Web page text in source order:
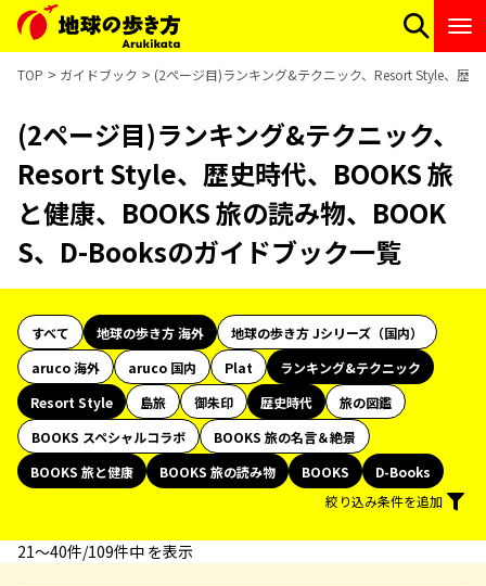
TOP ガイドブック (2ページ目)ランキング&テクニック、Resort Style、歴
(2ページ目)ランキング&テクニック、
Resort Style、歴史時代、BOOKS 旅
と健康、BOOKS 旅の読み物、BOOK
S、D-Booksのガイドブック一覧
すべて 地球の歩き方 海外
地球の歩き方 Jシリーズ（国内）
aruco 海外
aruco 国内 Plat
ランキング&テクニック
Resort Style
島旅 御朱印 歴史時代
旅の図鑑
BOOKS スペシャルコラボ
BOOKS 旅の名言＆絶景
BOOKS 旅と健康
BOOKS 旅の読み物 BOOKS
D-Books
絞り込み条件を追加
21〜40件/109件中 を表示